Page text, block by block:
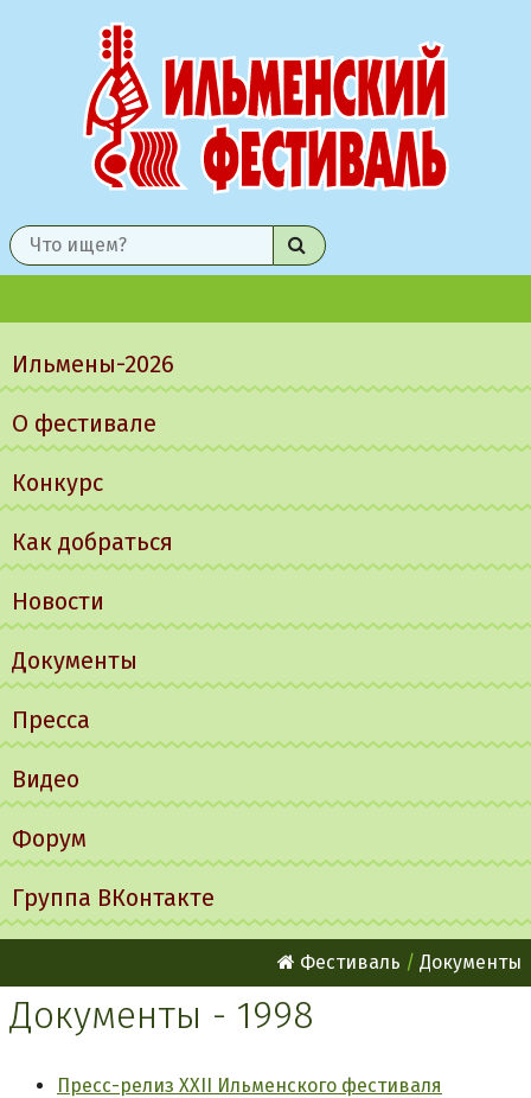
Найти
меню
Ильмены-2026
О фестивале
Конкурс
Как добраться
Новости
Документы
Пресса
Видео
Форум
Группа ВКонтакте
Фестиваль Документы
Документы - 1998
Пресс-релиз ХХII Ильменского фестиваля